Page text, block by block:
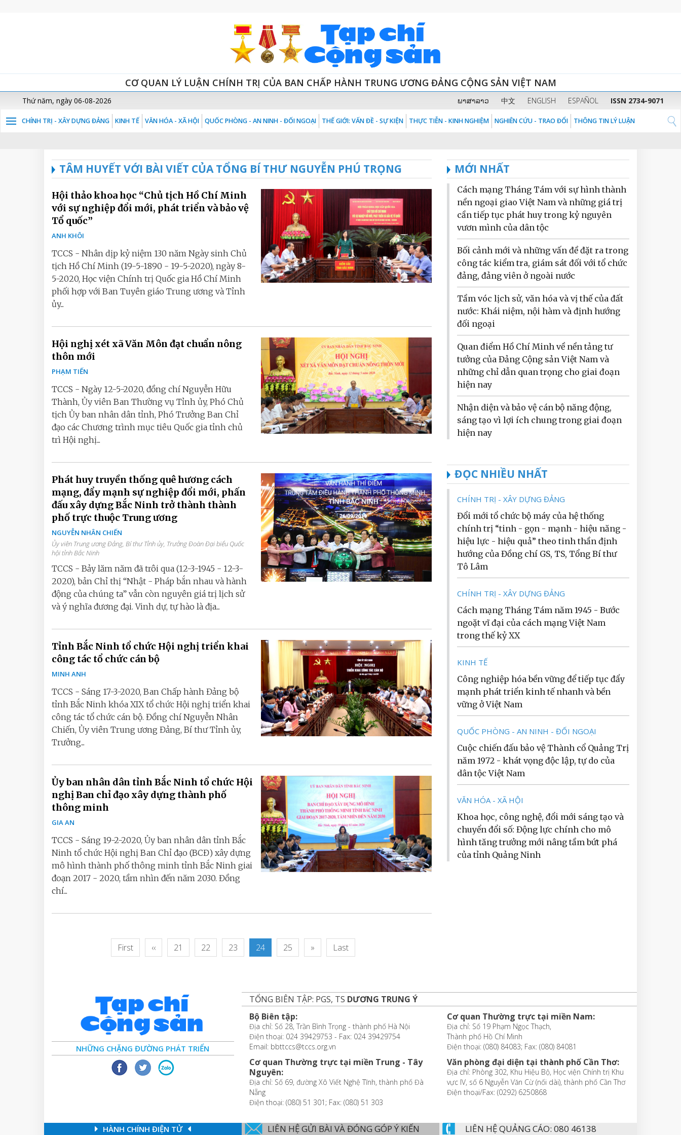
CƠ QUAN LÝ LUẬN CHÍNH TRỊ CỦA BAN CHẤP HÀNH TRUNG ƯƠNG ĐẢNG CỘNG SẢN VIỆT NAM
Thứ năm, ngày 06-08-2026 ພາສາລາວ 中文 ENGLISH ESPAÑOL ISSN 2734-9071
CHÍNH TRỊ - XÂY DỰNG ĐẢNG KINH TẾ VĂN HÓA - XÃ HỘI QUỐC PHÒNG - AN NINH - ĐỐI NGOẠI THẾ GIỚI: VẤN ĐỀ - SỰ KIỆN THỰC TIỄN - KINH NGHIỆM NGHIÊN CỨU - TRAO ĐỔI THÔNG TIN LÝ LUẬN
TÂM HUYẾT VỚI BÀI VIẾT CỦA TỔNG BÍ THƯ NGUYỄN PHÚ TRỌNG
Hội thảo khoa học “Chủ tịch Hồ Chí Minh
với sự nghiệp đổi mới, phát triển và bảo vệ
Tổ quốc”
ANH KHÔI
TCCS - Nhân dịp kỷ niệm 130 năm Ngày sinh Chủ
tịch Hồ Chí Minh (19-5-1890 - 19-5-2020), ngày 8-
5-2020, Học viện Chính trị Quốc gia Hồ Chí Minh
phối hợp với Ban Tuyên giáo Trung ương và Tỉnh
ủy...
Hội nghị xét xã Văn Môn đạt chuẩn nông
thôn mới
PHẠM TIẾN
TCCS - Ngày 12-5-2020, đồng chí Nguyễn Hữu
Thành, Ủy viên Ban Thường vụ Tỉnh ủy, Phó Chủ
tịch Ủy ban nhân dân tỉnh, Phó Trưởng Ban Chỉ
đạo các Chương trình mục tiêu Quốc gia tỉnh chủ
trì Hội nghị...
Phát huy truyền thống quê hương cách
mạng, đẩy mạnh sự nghiệp đổi mới, phấn
đấu xây dựng Bắc Ninh trở thành thành
phố trực thuộc Trung ương
NGUYỄN NHÂN CHIẾN
Ủy viên Trung ương Đảng, Bí thư Tỉnh ủy, Trưởng Đoàn Đại biểu Quốc
hội tỉnh Bắc Ninh
TCCS - Bảy lăm năm đã trôi qua (12-3-1945 - 12-3-
2020), bản Chỉ thị “Nhật - Pháp bắn nhau và hành
động của chúng ta” vẫn còn nguyên giá trị lịch sử
và ý nghĩa đương đại. Vinh dự, tự hào là địa...
Tỉnh Bắc Ninh tổ chức Hội nghị triển khai
công tác tổ chức cán bộ
MINH ANH
TCCS - Sáng 17-3-2020, Ban Chấp hành Đảng bộ
tỉnh Bắc Ninh khóa XIX tổ chức Hội nghị triển khai
công tác tổ chức cán bộ. Đồng chí Nguyễn Nhân
Chiến, Ủy viên Trung ương Đảng, Bí thư Tỉnh ủy,
Trưởng...
Ủy ban nhân dân tỉnh Bắc Ninh tổ chức Hội
nghị Ban chỉ đạo xây dựng thành phố
thông minh
GIA AN
TCCS - Sáng 19-2-2020, Ủy ban nhân dân tỉnh Bắc
Ninh tổ chức Hội nghị Ban Chỉ đạo (BCĐ) xây dựng
mô hình thành phố thông minh tỉnh Bắc Ninh giai
đoạn 2017 - 2020, tầm nhìn đến năm 2030. Đồng
chí...
First ‹‹ 21 22 23 24 25 » Last
MỚI NHẤT
Cách mạng Tháng Tám với sự hình thành
nền ngoại giao Việt Nam và những giá trị
cần tiếp tục phát huy trong kỷ nguyên
vươn mình của dân tộc
Bối cảnh mới và những vấn đề đặt ra trong
công tác kiểm tra, giám sát đối với tổ chức
đảng, đảng viên ở ngoài nước
Tầm vóc lịch sử, văn hóa và vị thế của đất
nước: Khái niệm, nội hàm và định hướng
đối ngoại
Quan điểm Hồ Chí Minh về nền tảng tư
tưởng của Đảng Cộng sản Việt Nam và
những chỉ dẫn quan trọng cho giai đoạn
hiện nay
Nhận diện và bảo vệ cán bộ năng động,
sáng tạo vì lợi ích chung trong giai đoạn
hiện nay
ĐỌC NHIỀU NHẤT
CHÍNH TRỊ - XÂY DỰNG ĐẢNG
Đổi mới tổ chức bộ máy của hệ thống
chính trị “tinh - gọn - mạnh - hiệu năng -
hiệu lực - hiệu quả” theo tinh thần định
hướng của Đồng chí GS, TS, Tổng Bí thư
Tô Lâm
CHÍNH TRỊ - XÂY DỰNG ĐẢNG
Cách mạng Tháng Tám năm 1945 - Bước
ngoặt vĩ đại của cách mạng Việt Nam
trong thế kỷ XX
KINH TẾ
Công nghiệp hóa bền vững để tiếp tục đẩy
mạnh phát triển kinh tế nhanh và bền
vững ở Việt Nam
QUỐC PHÒNG - AN NINH - ĐỐI NGOẠI
Cuộc chiến đấu bảo vệ Thành cổ Quảng Trị
năm 1972 - khát vọng độc lập, tự do của
dân tộc Việt Nam
VĂN HÓA - XÃ HỘI
Khoa học, công nghệ, đổi mới sáng tạo và
chuyển đổi số: Động lực chính cho mô
hình tăng trưởng mới nâng tầm bứt phá
của tỉnh Quảng Ninh
NHỮNG CHẶNG ĐƯỜNG PHÁT TRIỂN
TỔNG BIÊN TẬP: PGS, TS DƯƠNG TRUNG Ý
Bộ Biên tập:
Địa chỉ: Số 28, Trần Bình Trọng - thành phố Hà Nội
Điện thoại: 024 39429753 - Fax: 024 39429754
Email: bbttccs@tccs.org.vn
Cơ quan Thường trực tại miền Trung - Tây
Nguyên:
Địa chỉ: Số 69, đường Xô Viết Nghệ Tĩnh, thành phố Đà
Nẵng
Điện thoại: (080) 51 301; Fax: (080) 51 303
Cơ quan Thường trực tại miền Nam:
Địa chỉ: Số 19 Phạm Ngọc Thạch,
Thành phố Hồ Chí Minh
Điện thoại: (080) 84083; Fax: (080) 84081
Văn phòng đại diện tại thành phố Cần Thơ:
Địa chỉ: Phòng 302, Khu Hiệu Bộ, Học viện Chính trị Khu
vực IV, số 6 Nguyễn Văn Cừ (nối dài), thành phố Cần Thơ
Điện thoại/Fax: (0292) 6250868
HÀNH CHÍNH ĐIỆN TỬ LIÊN HỆ GỬI BÀI VÀ ĐÓNG GÓP Ý KIẾN LIÊN HỆ QUẢNG CÁO: 080 46138